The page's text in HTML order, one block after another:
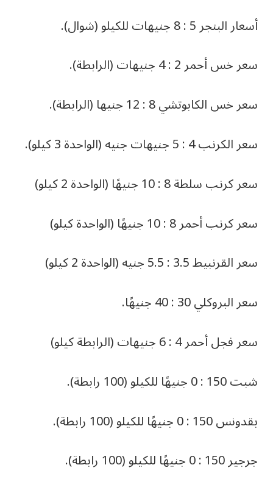
أسعار البنجر 5 : 8 جنيهات للكيلو (شوال).
سعر خس أحمر 2 : 4 جنيهات (الرابطة).
سعر خس الكابوتشي 8 : 12 جنيها (الرابطة).
سعر الكرنب 4 : 5 جنيهات جنيه (الواحدة 3 كيلو).
سعر كرنب سلطة 8 : 10 جنيهًا (الواحدة 2 كيلو)
سعر كرنب أحمر 8 : 10 جنيهًا (الواحدة كيلو)
سعر القرنبيط 3.5 : 5.5 جنيه (الواحدة 2 كيلو)
سعر البروكلي 30 : 40 جنيهًا.
سعر فجل أحمر 4 : 6 جنيهات (الرابطة كيلو)
شبت 150 : 0 جنيهًا للكيلو (100 رابطة).
بقدونس 150 : 0 جنيهًا للكيلو (100 رابطة).
جرجير 150 : 0 جنيهًا للكيلو (100 رابطة).